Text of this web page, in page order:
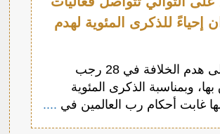
إحياءً للذكرى المئوية لهدم
إحياءً لذكرى مرور مائة عام على هدم الخلافة في 28 رجب
بها، وبمناسبة الذكرى المئوية
غابت أحكام رب العالمين في ....